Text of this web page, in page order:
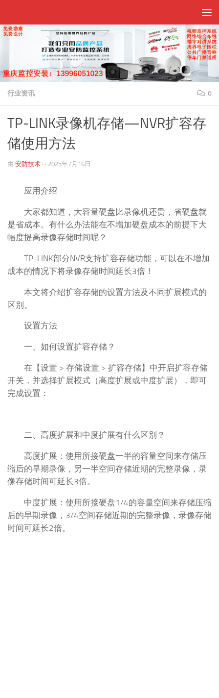
行业资讯 0
TP-LINK录像机存储—NVR扩容存
储使用方法
由 安防技术 · · 2025年7月16日
应用介绍
大家都知道，大容量硬盘比录像机还贵，省硬盘就
是省成本。有什么办法能在不增加硬盘成本的前提下大
幅度提高录像存储时间呢？
TP-LINK部分NVR支持扩容存储功能，可以在不增加
成本的情况下将录像存储时间延长3倍！
本文将介绍扩容存储的设置方法及不同扩展模式的
区别。
设置方法
一、如何设置扩容存储？
在【设置 > 存储设置 > 扩容存储】中开启扩容存储
开关，并选择扩展模式（高度扩展或中度扩展），即可
完成设置：
二、高度扩展和中度扩展有什么区别？
高度扩展：使用所接硬盘一半的容量空间来存储压
缩后的早期录像，另一半空间存储近期的完整录像，录
像存储时间可延长3倍。
中度扩展：使用所接硬盘1/4的容量空间来存储压缩
后的早期录像，3/4空间存储近期的完整录像，录像存储
时间可延长2倍。